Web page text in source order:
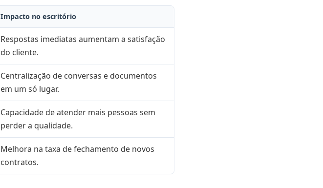
Impacto no escritório
Respostas imediatas aumentam a satisfação
do cliente.
Centralização de conversas e documentos
em um só lugar.
Capacidade de atender mais pessoas sem
perder a qualidade.
Melhora na taxa de fechamento de novos
contratos.